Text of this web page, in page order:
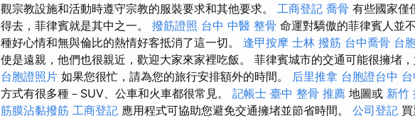
觀宗教設施和活動時遵守宗教的服裝要求和其他要求。 工商登記 喬骨 有些國家僅
得去，菲律賓就是其中之一。 撥筋證照 台中 中醫 整骨 命運對驕傲的菲律賓人並
種好心情和無與倫比的熱情好客抵消了這一切。 逢甲按摩 士林 撥筋 台中喬骨 台
使是遠親，他們也很親近，歡迎大家來家裡吃飯。 菲律賓城市的交通可能很擁堵，
台胞證照片 如果您很忙，請為您的旅行安排額外的時間。 后里推拿 台胞證台中
方式有很多種－SUV、公車和火車都很常見。 記帳士 臺中 整骨 推薦 地圖或 新竹
筋膜沾黏撥筋 工商登記 應用程式可協助您避免交通擁堵並節省時間。 公司登記